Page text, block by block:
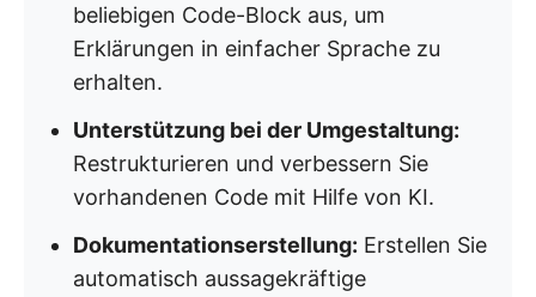
beliebigen Code-Block aus, um
Erklärungen in einfacher Sprache zu
erhalten.
Unterstützung bei der Umgestaltung:
Restrukturieren und verbessern Sie
vorhandenen Code mit Hilfe von KI.
Dokumentationserstellung: Erstellen Sie
automatisch aussagekräftige